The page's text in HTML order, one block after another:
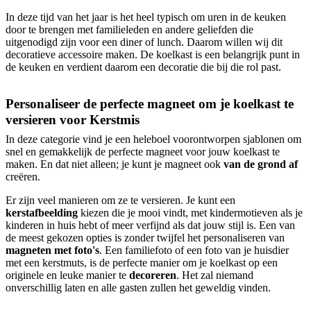
In deze tijd van het jaar is het heel typisch om uren in de keuken
door te brengen met familieleden en andere geliefden die
uitgenodigd zijn voor een diner of lunch. Daarom willen wij dit
decoratieve accessoire maken. De koelkast is een belangrijk punt in
de keuken en verdient daarom een decoratie die bij die rol past.
Personaliseer de perfecte magneet om je koelkast te
versieren voor Kerstmis
In deze categorie vind je een heleboel voorontworpen sjablonen om
snel en gemakkelijk de perfecte magneet voor jouw koelkast te
maken. En dat niet alleen; je kunt je magneet ook van de grond af
creëren.
Er zijn veel manieren om ze te versieren. Je kunt een
kerstafbeelding kiezen die je mooi vindt, met kindermotieven als je
kinderen in huis hebt of meer verfijnd als dat jouw stijl is. Een van
de meest gekozen opties is zonder twijfel het personaliseren van
magneten met foto's. Een familiefoto of een foto van je huisdier
met een kerstmuts, is de perfecte manier om je koelkast op een
originele en leuke manier te decoreren. Het zal niemand
onverschillig laten en alle gasten zullen het geweldig vinden.